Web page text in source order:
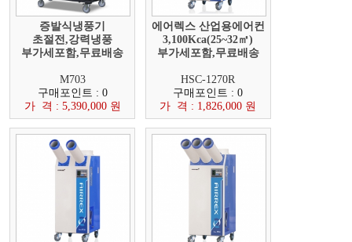
증발식냉풍기
초절전,강력냉풍
부가세포함,무료배송
M703
구매포인트 : 0
가 격 : 5,390,000 원
에어렉스 산업용에어컨
3,100Kca(25~32㎡)
부가세포함,무료배송
HSC-1270R
구매포인트 : 0
가 격 : 1,826,000 원